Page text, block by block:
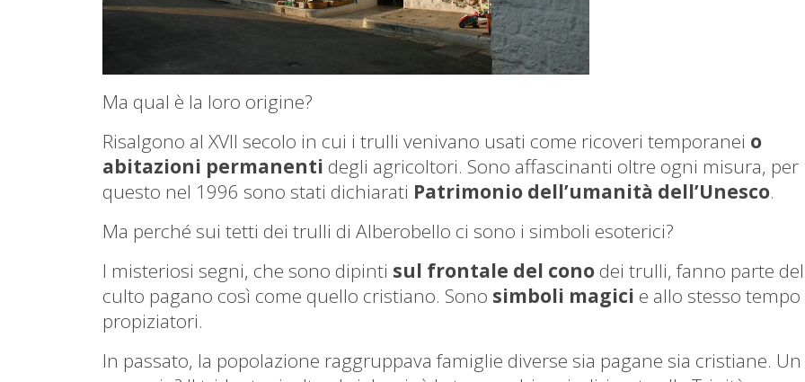
Ma qual è la loro origine?
Risalgono al XVII secolo in cui i trulli venivano usati come ricoveri temporanei o
abitazioni permanenti degli agricoltori. Sono affascinanti oltre ogni misura, per
questo nel 1996 sono stati dichiarati Patrimonio dell’umanità dell’Unesco.
Ma perché sui tetti dei trulli di Alberobello ci sono i simboli esoterici?
I misteriosi segni, che sono dipinti sul frontale del cono dei trulli, fanno parte del
culto pagano così come quello cristiano. Sono simboli magici e allo stesso tempo
propiziatori.
In passato, la popolazione raggruppava famiglie diverse sia pagane sia cristiane. Un